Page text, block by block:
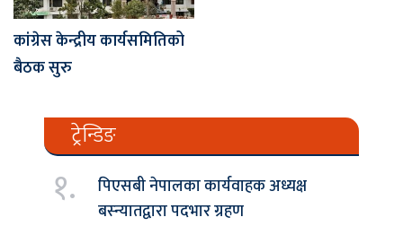
कांग्रेस केन्द्रीय कार्यसमितिको
बैठक सुरु
ट्रेन्डिङ
१.
पिएसबी नेपालका कार्यवाहक अध्यक्ष
बस्न्यातद्वारा पदभार ग्रहण